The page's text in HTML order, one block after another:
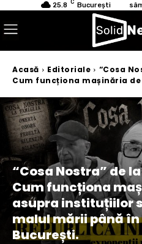
25.8 C București
Acasă Editoriale
“Cosa
Cum funcționa mașinăria
“Cosa Nostra” de
Cum funcționa
asupra instituțiilor
malul mării până
București.